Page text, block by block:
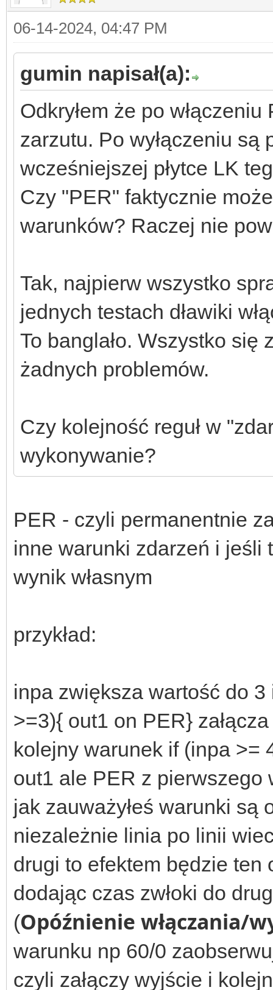
06-14-2024, 04:47 PM
gumin napisał(a):
Odkryłem że po
zarzutu. Po wyłączeniu są
wcześniejszej płytce LK
Czy "PER" faktycznie
warunków? Raczej nie
Tak, najpierw wszystko
jednych testach dławiki
To banglało. Wszystko się
żadnych problemów.
Czy kolejność reguł w
wykonywanie?
PER - czyli permanentnie
inne warunki zdarzeń i jeśli
wynik własnym
przykład:
inpa zwiększa wartość do
>=3){ out1 on PER}
kolejny warunek if (inpa >=
out1 ale PER z pierwszego
jak zauważyłeś warunki są
niezależnie linia po linii
drugi to efektem będzie
dodając czas zwłoki do
(Opóźnienie włączania/
warunku np 60/0
czyli załączy wyjście i